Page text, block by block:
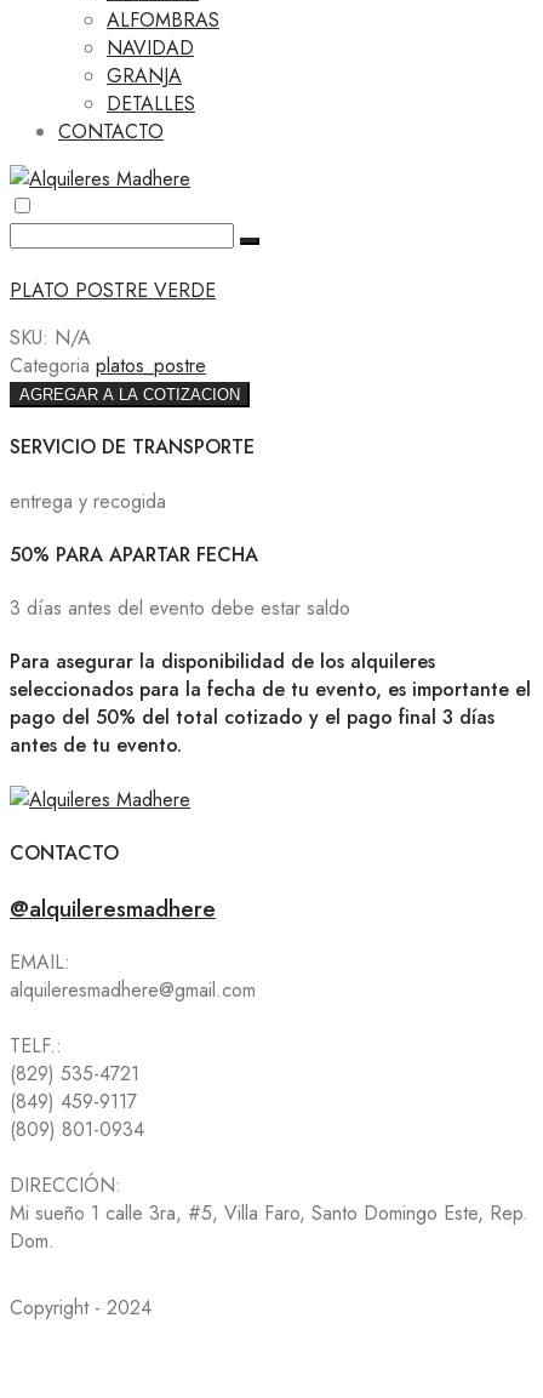
ALFOMBRAS
NAVIDAD
GRANJA
DETALLES
CONTACTO
PLATO POSTRE VERDE
SKU: N/A
Categoria platos_postre
AGREGAR A LA COTIZACION
SERVICIO DE TRANSPORTE
entrega y recogida
50% PARA APARTAR FECHA
3 días antes del evento debe estar saldo
Para asegurar la disponibilidad de los alquileres
seleccionados para la fecha de tu evento, es importante el
pago del 50% del total cotizado y el pago final 3 días
antes de tu evento.
CONTACTO
@alquileresmadhere
EMAIL:
alquileresmadhere@gmail.com
TELF.:
(829) 535-4721
(849) 459-9117
(809) 801-0934
DIRECCIÓN:
Mi sueño 1 calle 3ra, #5, Villa Faro, Santo Domingo Este, Rep.
Dom.
Copyright - 2024